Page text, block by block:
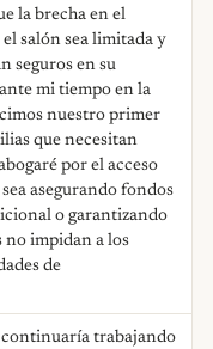
la brecha en el
salón sea limitada y
seguros en su
mi tiempo en la
nuestro primer
que necesitan
por el acceso
asegurando fondos
o garantizando
no impidan a los
de
trabajando